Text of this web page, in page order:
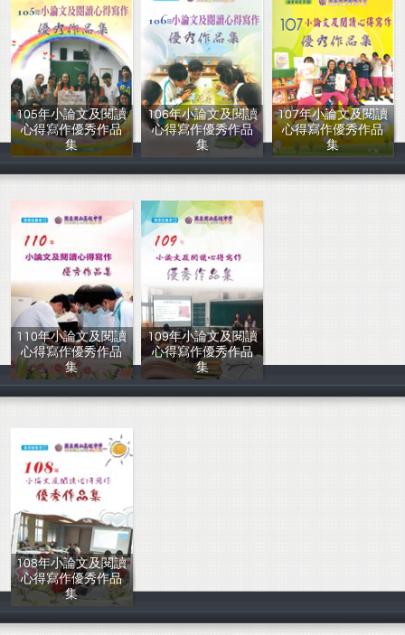
105年小論文及閱讀
心得寫作優秀作品
集
106年小論文及閱讀
心得寫作優秀作品
集
107年小論文及閱讀
心得寫作優秀作品
集
110年小論文及閱讀
心得寫作優秀作品
集
圖書館
109年小論文及閱讀
心得寫作優秀作品
集
圖書館
108年小論文及閱讀
心得寫作優秀作品
集
圖書館